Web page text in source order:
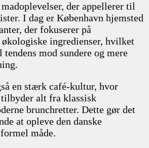
der appellerer til
I dag er København hjemsted
der fokuserer på
ingredienser, hvilket
mod sundere og mere
en stærk café-kultur, hvor
alt fra klassisk
brunchretter. Dette gør det
at opleve den danske
måde.